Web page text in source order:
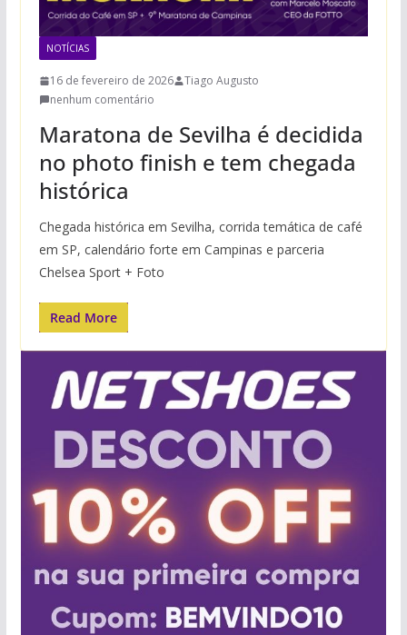
NOTÍCIAS
16 de fevereiro de 2026
Tiago Augusto
nenhum comentário
Maratona de Sevilha é decidida
no photo finish e tem chegada
histórica
Chegada histórica em Sevilha, corrida temática de café
em SP, calendário forte em Campinas e parceria
Chelsea Sport + Foto
Read More